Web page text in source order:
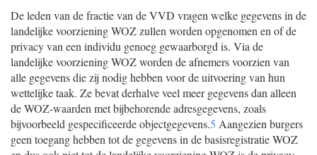
De leden van de fractie van de VVD vragen welke gegevens in de
landelijke voorziening WOZ zullen worden opgenomen en of de
privacy van een individu genoeg gewaarborgd is. Via de
landelijke voorziening WOZ worden de afnemers voorzien van
alle gegevens die zij nodig hebben voor de uitvoering van hun
wettelijke taak. Ze bevat derhalve veel meer gegevens dan alleen
de WOZ-waarden met bijbehorende adresgegevens, zoals
bijvoorbeeld gespecificeerde objectgegevens.5 Aangezien burgers
geen toegang hebben tot de gegevens in de basisregistratie WOZ